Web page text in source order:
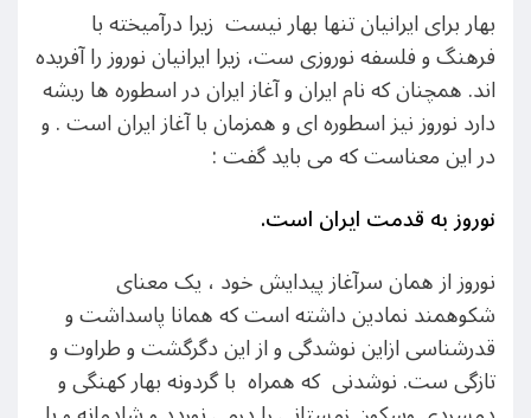
بهار برای ایرانیان تنها بهار نیست زیرا درآمیخته با
فرهنگ و فلسفه نوروزی ست، زیرا ایرانیان نوروز را آفریده
اند. همچنان که نام ایران و آغاز ایران در اسطوره ها ریشه
دارد نوروز نیز اسطوره ای و همزمان با آغاز ایران است . و
در این معناست که می باید گفت :
نوروز به قدمت ایران است.
نوروز از همان سرآغاز پیدایش خود ، یک معنای
شکوهمند نمادین داشته است که همانا پاسداشت و
قدرشناسی ازاین نوشدگی و از این دگرگشت و طراوت و
تازگی ست. نوشدنی که همراه با گردونه بهار کهنگی و